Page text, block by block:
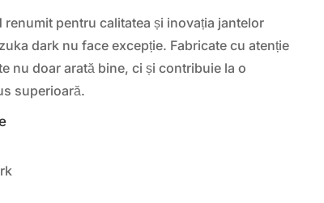
renumit pentru calitatea și inovația jantelor
dark nu face excepție. Fabricate cu atenție
nu doar arată bine, ci și contribuie la o
superioară.